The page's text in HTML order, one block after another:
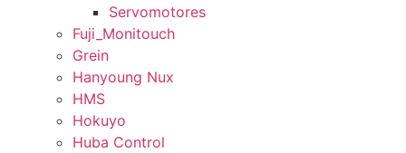
Servomotores
Fuji_Monitouch
Grein
Hanyoung Nux
HMS
Hokuyo
Huba Control